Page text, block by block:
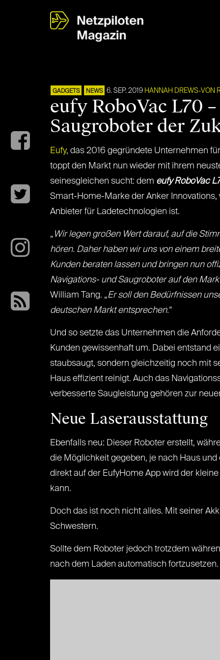
GADGETS NEWS 6. SEP. 2019 HANNAH DREWS-VON
eufy RoboVac L70
Saugroboter der
Eufy, das 2016 gegründete Unternehmen
toppt den Markt nun wieder mit ihrem
seinesgleichen sucht: dem eufy RoboVac
Smart-Home-Marke der Anker
Anbieter für Ladetechnologien ist.
„ Wir legen großen Wert darauf, auf die
hören. Daher haben wir uns von einem
Kunden beraten lassen und bringen nun
Navigations- und Saugroboter auf den
William Tang. „Er soll den Bedürfnissen
deutschen Markt entsprechen.“
Und so setzte das Unternehmen die
Kunden gewissenhaft um. Dabei entstand
staubsaugt, sondern gleichzeitig noch mit
Haus effizient reinigt. Auch das
verbesserte Saugleistung gehören zur
Neue Laserausstattung
Ebenfalls neu: Dieser Roboter erstellt,
die Möglichkeit gegeben, je nach Haus
direkt auf der EufyHome App wird der
kann.
Doch das ist noch nicht alles. Mit seiner
Schwestern.
Sollte dem Roboter jedoch trotzdem
nach dem Laden automatisch fortzusetzen.